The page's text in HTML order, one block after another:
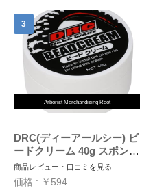
Arborist Merchandising Root
DRC(ディーアールシー) ビ
ードクリーム 40g スポンジ
付属
商品レビュー・口コミを見る
価格 : ￥594